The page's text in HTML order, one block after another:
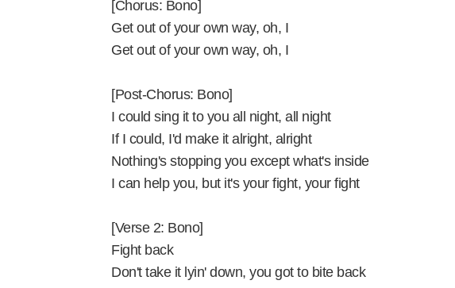
[Chorus: Bono]
Get out of your own way, oh, I
Get out of your own way, oh, I
[Post-Chorus: Bono]
I could sing it to you all night, all night
If I could, I'd make it alright, alright
Nothing's stopping you except what's inside
I can help you, but it's your fight, your fight
[Verse 2: Bono]
Fight back
Don't take it lyin' down, you got to bite back